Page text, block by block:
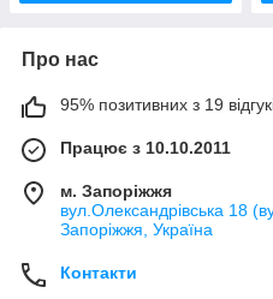
Про нас
95% позитивних з 19
Працює з 10.10.2011
м. Запоріжжя
вул.Олександрівська 18
Запоріжжя, Україна
Контакти